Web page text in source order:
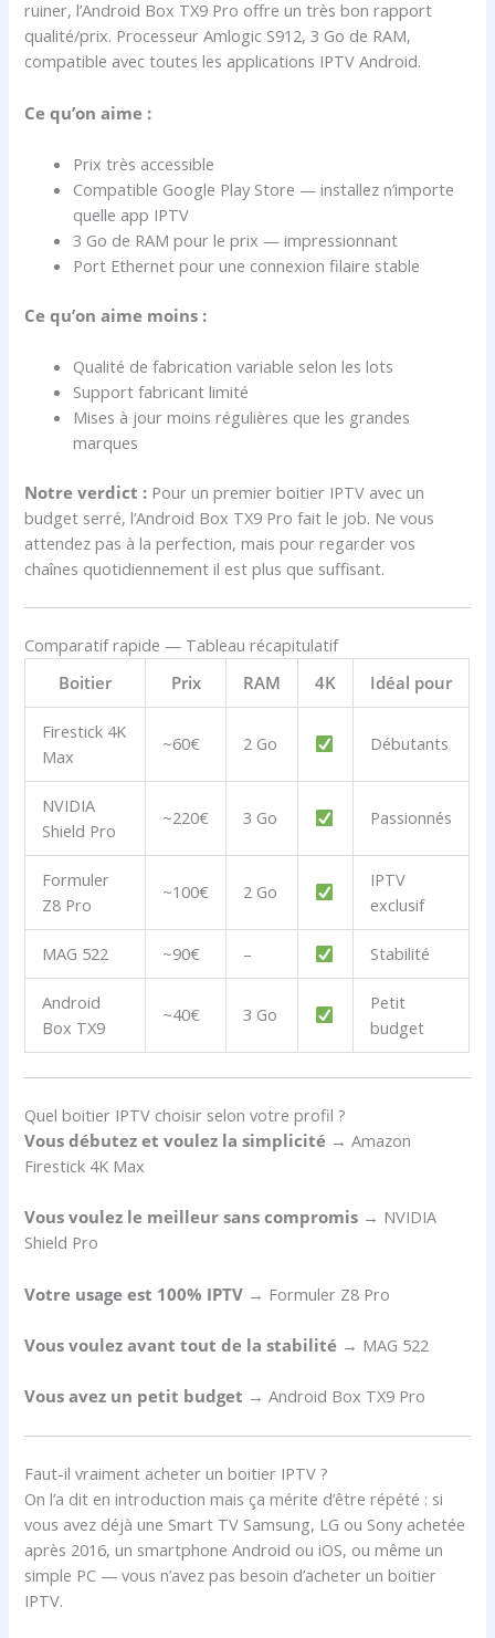
ruiner, l’Android Box TX9 Pro offre un très bon rapport
qualité/prix. Processeur Amlogic S912, 3 Go de RAM,
compatible avec toutes les applications IPTV Android.
Ce qu’on aime :
Prix très accessible
Compatible Google Play Store — installez n’importe
quelle app IPTV
3 Go de RAM pour le prix — impressionnant
Port Ethernet pour une connexion filaire stable
Ce qu’on aime moins :
Qualité de fabrication variable selon les lots
Support fabricant limité
Mises à jour moins régulières que les grandes
marques
Notre verdict : Pour un premier boitier IPTV avec un
budget serré, l’Android Box TX9 Pro fait le job. Ne vous
attendez pas à la perfection, mais pour regarder vos
chaînes quotidiennement il est plus que suffisant.
Comparatif rapide — Tableau récapitulatif
Boitier
Prix RAM 4K Idéal pour
Firestick 4K
Max
~60€ 2 Go Débutants
NVIDIA
Shield Pro
~220€ 3 Go Passionnés
Formuler
Z8 Pro
~100€ 2 Go
IPTV
exclusif
MAG 522 ~90€ – Stabilité
Android
Box TX9
~40€ 3 Go
Petit
budget
Quel boitier IPTV choisir selon votre profil ?
Vous débutez et voulez la simplicité → Amazon
Firestick 4K Max
Vous voulez le meilleur sans compromis → NVIDIA
Shield Pro
Votre usage est 100% IPTV → Formuler Z8 Pro
Vous voulez avant tout de la stabilité → MAG 522
Vous avez un petit budget → Android Box TX9 Pro
Faut-il vraiment acheter un boitier IPTV ?
On l’a dit en introduction mais ça mérite d’être répété : si
vous avez déjà une Smart TV Samsung, LG ou Sony achetée
après 2016, un smartphone Android ou iOS, ou même un
simple PC — vous n’avez pas besoin d’acheter un boitier
IPTV.